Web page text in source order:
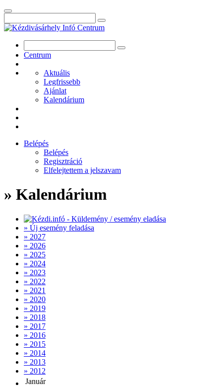
Centrum
Aktuális
Legfrissebb
Ajánlat
Kalendárium
Belépés
Belépés
Regisztráció
Elfelejtettem a jelszavam
» Kalendárium
» Új esemény feladása
» 2027
» 2026
» 2025
» 2024
» 2023
» 2022
» 2021
» 2020
» 2019
» 2018
» 2017
» 2016
» 2015
» 2014
» 2013
» 2012
Január